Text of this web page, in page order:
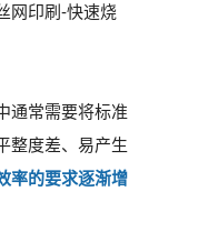
网印刷-快速烧
通常需要将标准
整度差、易产生
率的要求逐渐增